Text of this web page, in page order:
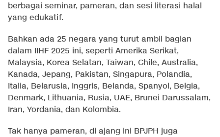
berbagai seminar, pameran, dan sesi literasi halal
yang edukatif.
Bahkan ada 25 negara yang turut ambil bagian
dalam IIHF 2025 ini, seperti Amerika Serikat,
Malaysia, Korea Selatan, Taiwan, Chile, Australia,
Kanada, Jepang, Pakistan, Singapura, Polandia,
Italia, Belarusia, Inggris, Belanda, Spanyol, Belgia,
Denmark, Lithuania, Rusia, UAE, Brunei Darussalam,
Iran, Yordania, dan Kolombia.
Tak hanya pameran, di ajang ini BPJPH juga